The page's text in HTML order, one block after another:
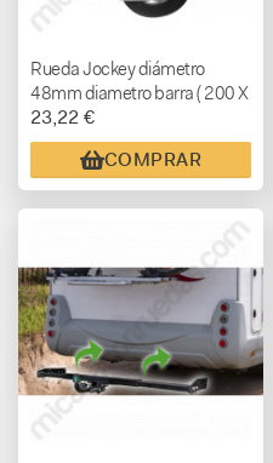
Rueda Jockey diámetro
48mm diametro barra ( 200 X
50 ) diámetro rueda.
23,22 €
COMPRAR